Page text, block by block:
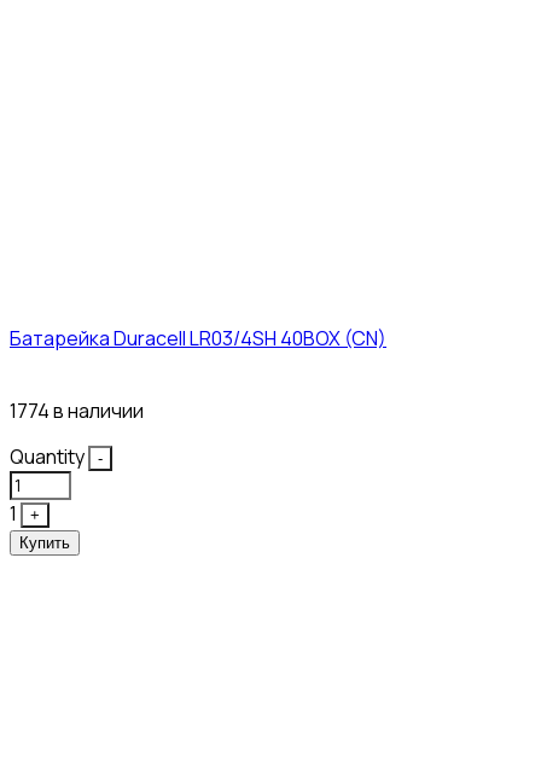
Батарейка Duracell LR03/4SH 40BOX (CN)
1774 в наличии
Quantity
-
1
+
Купить